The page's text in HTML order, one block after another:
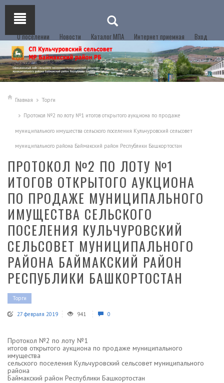
О поселении Новости Каталог МПА Интернет приемная Вход
Главная Торги
Протокол №2 по лоту №1 итогов открытого аукциона по продаже
муниципального имущества сельского поселения Кульчуровский сельсовет
муниципального района Баймакский район Республики Башкортостан
ПРОТОКОЛ №2 ПО ЛОТУ №1
ИТОГОВ ОТКРЫТОГО АУКЦИОНА
ПО ПРОДАЖЕ МУНИЦИПАЛЬНОГО
ИМУЩЕСТВА СЕЛЬСКОГО
ПОСЕЛЕНИЯ КУЛЬЧУРОВСКИЙ
СЕЛЬСОВЕТ МУНИЦИПАЛЬНОГО
РАЙОНА БАЙМАКСКИЙ РАЙОН
РЕСПУБЛИКИ БАШКОРТОСТАН
Торги
27 февраля 2019 941 0
Протокол №2 по лоту №1
итогов открытого аукциона по продаже муниципального
имущества
сельского поселения Кульчуровский сельсовет муниципального
района
Баймакский район Республики Башкортостан